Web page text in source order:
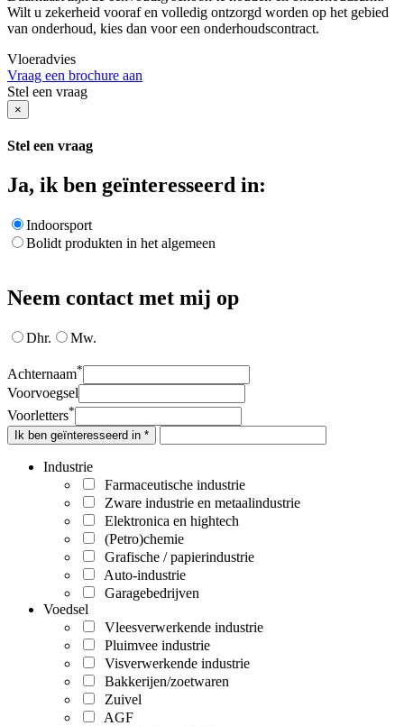
Wilt u zekerheid vooraf en volledig ontzorgd worden op het gebied
van onderhoud, kies dan voor een onderhoudscontract.
Vloeradvies
Vraag een brochure aan
Stel een vraag
×
Stel een vraag
Ja, ik ben geïnteresseerd in:
Indoorsport
Bolidt produkten in het algemeen
Neem contact met mij op
Dhr. Mw.
Achternaam*
Voorvoegsel
Voorletters*
Ik ben geïnteresseerd in *
Industrie
Farmaceutische industrie
Zware industrie en metaalindustrie
Elektronica en hightech
(Petro)chemie
Grafische / papierindustrie
Auto-industrie
Garagebedrijven
Voedsel
Vleesverwerkende industrie
Pluimvee industrie
Visverwerkende industrie
Bakkerijen/zoetwaren
Zuivel
AGF